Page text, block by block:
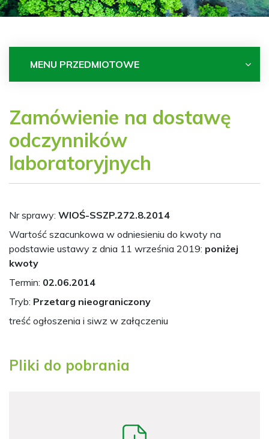
MENU PRZEDMIOTOWE
Zamówienie na dostawę
odczynników
laboratoryjnych
Nr sprawy: WIOŚ-SSZP.272.8.2014
Wartość szacunkowa w odniesieniu do kwoty na
podstawie ustawy z dnia 11 września 2019: poniżej
kwoty
Termin: 02.06.2014
Tryb: Przetarg nieograniczony
treść ogłoszenia i siwz w załączeniu
Pliki do pobrania